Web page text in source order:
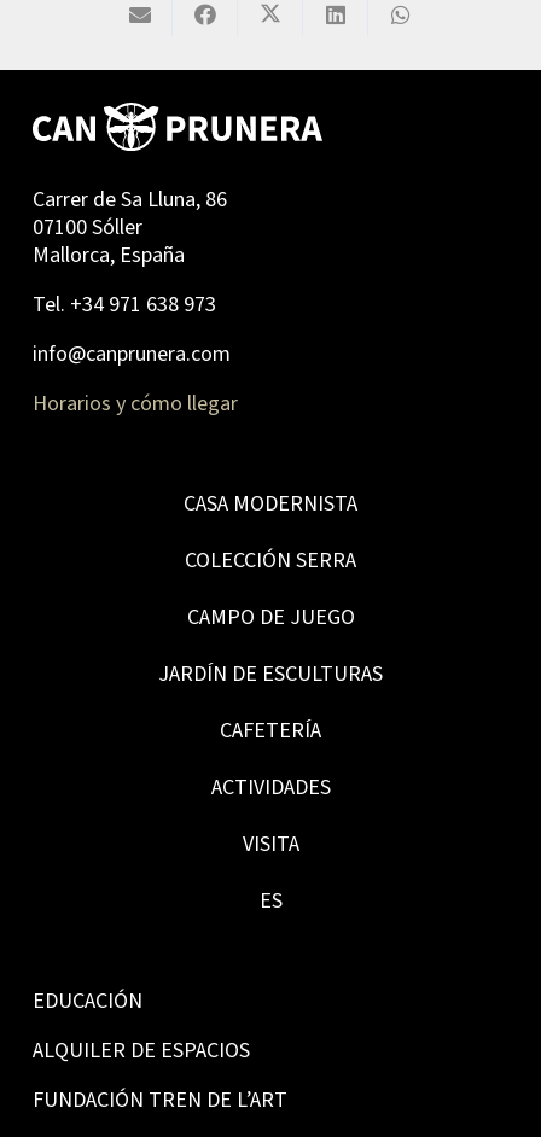
Carrer de Sa Lluna, 86
07100 Sóller
Mallorca, España
Tel. +34 971 638 973
info@canprunera.com
Horarios y cómo llegar
CASA MODERNISTA
COLECCIÓN SERRA
CAMPO DE JUEGO
JARDÍN DE ESCULTURAS
CAFETERÍA
ACTIVIDADES
VISITA
ES
EDUCACIÓN
ALQUILER DE ESPACIOS
FUNDACIÓN TREN DE L’ART